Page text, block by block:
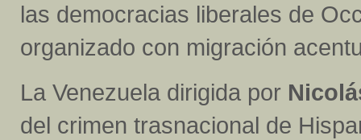
las democracias liberales de
organizado con migración
La Venezuela dirigida por
del crimen trasnacional de